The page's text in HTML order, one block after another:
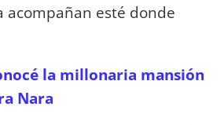
acompañan esté donde
la millonaria mansión
Nara